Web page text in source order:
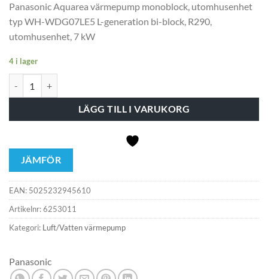
Panasonic Aquarea värmepump monoblock, utomhusenhet
typ WH-WDG07LE5 L-generation bi-block, R290,
utomhusenhet, 7 kW
4 i lager
LÄGG TILL I VARUKORG
JÄMFÖR
EAN: 5025232945610
Artikelnr:6253011
Kategori: Luft/Vatten värmepump
Panasonic